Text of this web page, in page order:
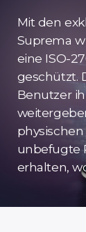
Mit den
Suprema
eine ISO-
geschützt.
Benutzer
unbefugte
erhalten,